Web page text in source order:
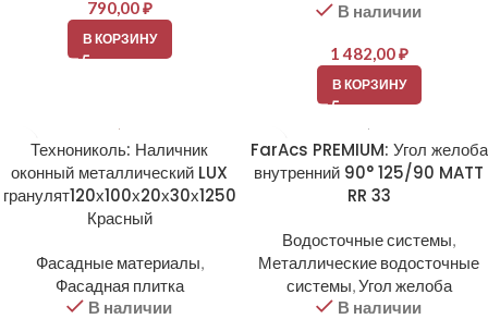
790,00₽
В КОРЗИНУ
В наличии
1 482,00₽
В КОРЗИНУ
Технониколь: Наличник
оконный металлический LUX
гранулят120х100х20х30х1250
Красный
Фасадные материалы,
Фасадная плитка
В наличии
FarAcs PREMIUM: Угол желоба
внутренний 90° 125/90 MATT
RR 33
Водосточные системы,
Металлические водосточные
системы,Угол желоба
В наличии